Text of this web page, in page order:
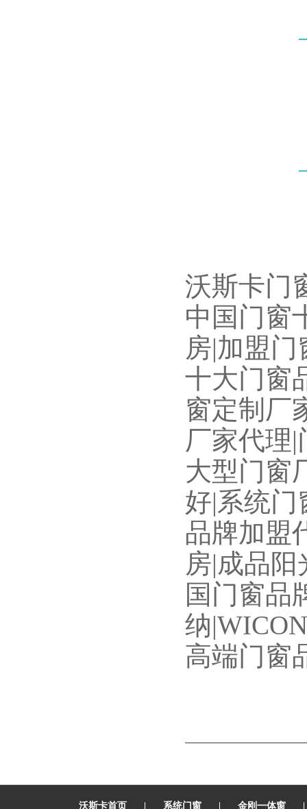
沃斯卡门
中国门窗
房|加盟
十大门窗
窗定制厂
厂家代理
大型门窗
好|系统门
品牌加盟
房|成品
国门窗品
纳
高端门窗
沃斯卡首页 系统门窗 金刚一体窗